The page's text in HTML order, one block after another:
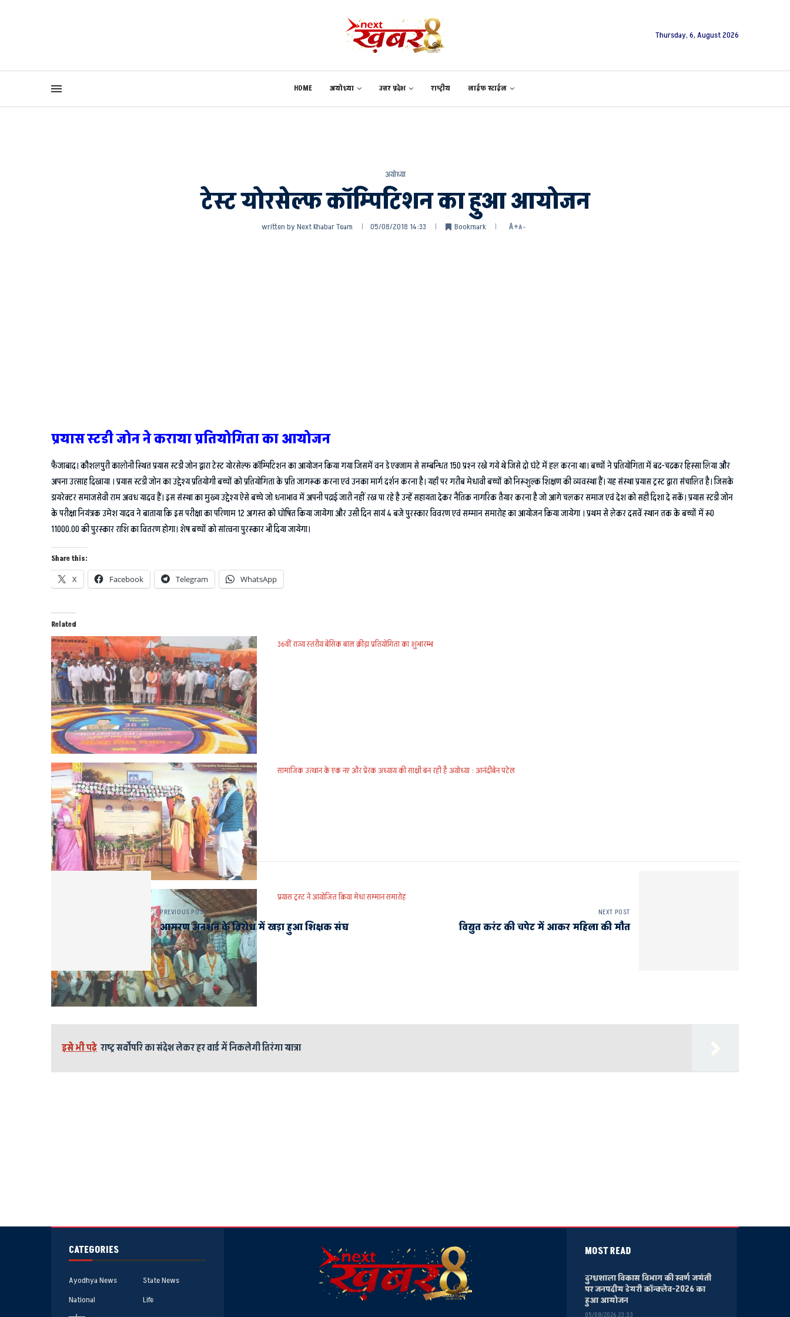
Thursday, 6, August 2026
HOME अयोध्या उत्तर प्रदेश राष्ट्रीय लाईफ स्टाईल
अयोध्या
टेस्ट योरसेल्फ कॉम्पिटिशन का हुआ आयोजन
written byNext Khabar Team 05/08/2018 14:33 Bookmark A+A-
प्रयास स्टडी जोन ने कराया प्रतियोगिता का आयोजन
फैजाबाद। कौशलपुरी कालोनी स्थित प्रयास स्टडी जोन द्वारा टेस्ट योरसेल्फ कॉम्पिटिशन का आयोजन किया गया जिसमें वन डे एक्जाम से सम्बन्धित 150 प्रश्न रखे गये थे जिसे दो घंटे में हल करना था। बच्चों ने प्रतियोगिता में बढ-चढकर हिस्सा लिया और
अपना उत्साह दिखाया । प्रयास स्टडी जोन का उद्देश्य प्रतियोगी बच्चों को प्रतियोगिता के प्रति जागरूक करना एवं उनका मार्ग दर्शन करना है। यहाँ पर गरीब मेधावी बच्चों को निरूशुल्क शिक्षण की व्यवस्था हैं। यह संस्था प्रयास ट्रस्ट द्वारा संचालित है। जिसके
डायरेक्टर समाजसेवी राम अवध यादव हैं। इस संस्था का मुख्य उद्देश्य ऐसे बच्चे जो धनाभाव में अपनी पढाई जारी नहीं रख पा रहे है उन्हें सहायता देकर नैतिक नागरिक तैयार करना है जो आगे चलकर समाज एवं देश को सही दिशा दे सकें। प्रयास स्टडी जोन
के परीक्षा नियंत्रक उमेश यादव ने बाताया कि इस परीक्षा का परिणाम 12 अगस्त को घोषित किया जायेगा और उसी दिन सायं 4 बजे पुरस्कार विवरण एवं सम्मान समारोह का आयोजन किया जायेगा । प्रथम से लेकर दसवें स्थान तक के बच्चों में रू0
11000.00 की पुरस्कार राशि का वितरण होगा। शेष बच्चों को सांत्वना पुरस्कार भी दिया जायेगा।
Share this:
X Facebook Telegram WhatsApp
Related
36वीं राज्य स्तरीय बेसिक बाल क्रीड़ा प्रतियोगिता का शुभारम्भ
सामाजिक उत्थान के एक नए और प्रेरक अध्याय की साक्षी बन रही है अयोध्या : आनंदीबेन पटेल
प्रयास ट्रस्ट ने आयोजित किया मेधा सम्मान समारोह
इसे भी पढ़े राष्ट्र सर्वोपरि का संदेश लेकर हर वार्ड में निकलेगी तिरंगा यात्रा
PREVIOUS POST
आमरण अनशन के विरोध में खड़ा हुआ शिक्षक संघ
NEXT POST
विद्युत करंट की चपेट में आकर महिला की मौत
CATEGORIES
Ayodhya News
State News
National
Life
MOST READ
दुग्धशाला विकास विभाग की स्वर्ण जयंती
पर जनपदीय डेयरी कॉन्क्लेव-2026 का
हुआ आयोजन
05/08/2026 23:33